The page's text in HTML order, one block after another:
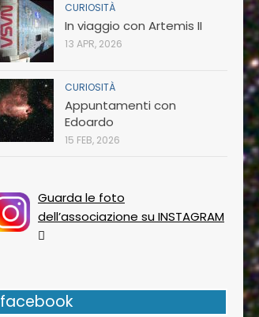
CURIOSITÀ
In viaggio con Artemis II
13 APR, 2026
CURIOSITÀ
Appuntamenti con
Edoardo
15 FEB, 2026
Guarda le foto
dell’associazione su INSTAGRAM
facebook